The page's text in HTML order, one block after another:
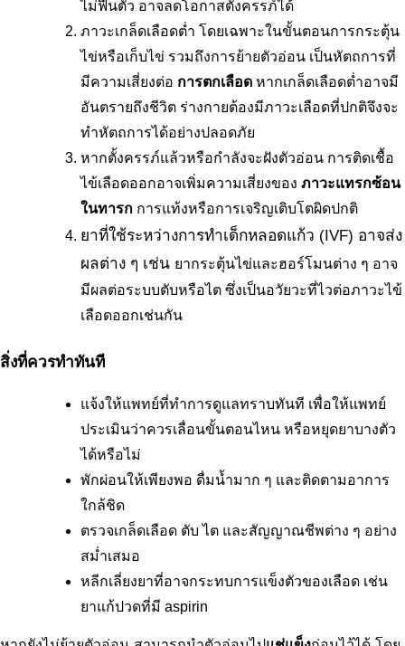
ไม่ฟื้นตัว อาจลดโอกาสตั้งครรภ์ได้
ภาวะเกล็ดเลือดต่ำ โดยเฉพาะในขั้นตอนการกระตุ้น
ไข่หรือเก็บไข่ รวมถึงการย้ายตัวอ่อน เป็นหัตถการที่
มีความเสี่ยงต่อ การตกเลือด หากเกล็ดเลือดต่ำอาจมี
อันตรายถึงชีวิต ร่างกายต้องมีภาวะเลือดที่ปกติจึงจะ
ทำหัตถการได้อย่างปลอดภัย
หากตั้งครรภ์แล้วหรือกำลังจะฝังตัวอ่อน การติดเชื้อ
ไข้เลือดออกอาจเพิ่มความเสี่ยงของ ภาวะแทรกซ้อน
ในทารก การแท้งหรือการเจริญเติบโตผิดปกติ
ยาที่ใช้ระหว่างการทำเด็กหลอดแก้ว (IVF) อาจส่ง
ผลต่าง ๆ เช่น ยากระตุ้นไข่และฮอร์โมนต่าง ๆ อาจ
มีผลต่อระบบตับหรือไต ซึ่งเป็นอวัยวะที่ไวต่อภาวะไข้
เลือดออกเช่นกัน
สิ่งที่ควรทำทันที
แจ้งให้แพทย์ที่ทำการดูแลทราบทันที เพื่อให้แพทย์
ประเมินว่าควรเลื่อนขั้นตอนไหน หรือหยุดยาบางตัว
ได้หรือไม่
พักผ่อนให้เพียงพอ ดื่มน้ำมาก ๆ และติดตามอาการ
ใกล้ชิด
ตรวจเกล็ดเลือด ตับ ไต และสัญญาณชีพต่าง ๆ อย่าง
สม่ำเสมอ
หลีกเลี่ยงยาที่อาจกระทบการแข็งตัวของเลือด เช่น
ยาแก้ปวดที่มี aspirin